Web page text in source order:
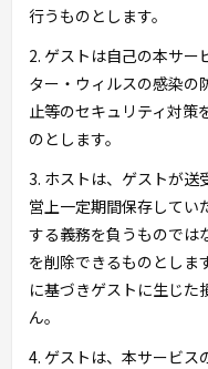
行うものとします。
2. ゲストは自己の本サー
ター・ウィルスの感染の
止等のセキュリティ対策
のとします。
3. ホストは、ゲストが送
営上一定期間保存してい
する義務を負うものでは
を削除できるものとしま
に基づきゲストに生じた
ん。
4. ゲストは、本サービス